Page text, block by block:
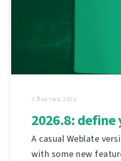
3 สิงหาคม 2026
2026.8: define
A casual Weblate
with some new